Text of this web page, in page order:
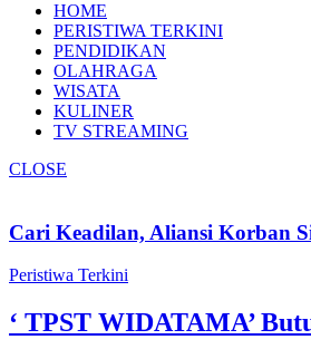
HOME
PERISTIWA TERKINI
PENDIDIKAN
OLAHRAGA
WISATA
KULINER
TV STREAMING
CLOSE
Cari Keadilan, Aliansi Korban
Peristiwa Terkini
‘ TPST WIDATAMA’